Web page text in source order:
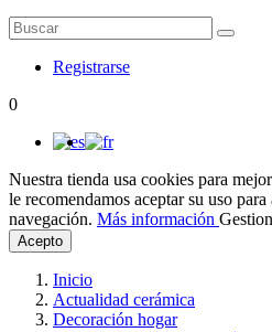
Registrarse
0
Nuestra tienda usa cookies para
le recomendamos aceptar su uso
navegación. Más información
Acepto
Inicio
Actualidad cerámica
Decoración hogar